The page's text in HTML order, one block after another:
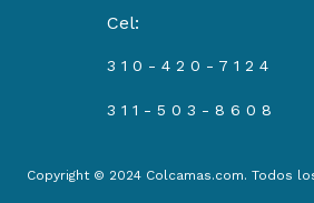
Cel:
3 1 0 - 4 2 0 - 7 1 2 4
3 1 1 - 5 0 3 - 8 6 0 8
Copyright © 2024 Colcamas.com. Todos